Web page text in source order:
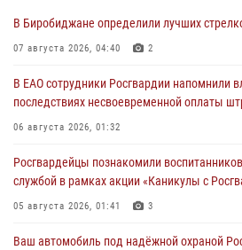
В Биробиджане определили лучших
07 августа 2026, 04:40 2
В ЕАО сотрудники Росгвардии напомнили
последствиях несвоевременной оплаты
06 августа 2026, 01:32
Росгвардейцы познакомили
службой в рамках акции «Каникулы с
05 августа 2026, 01:41 3
Ваш автомобиль под надёжной охраной